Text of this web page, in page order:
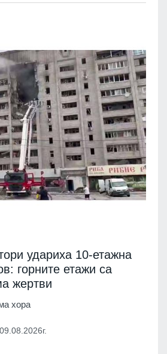
удариха 10-етажна
горните етажи са
жертви
хора
09.08.2026г.